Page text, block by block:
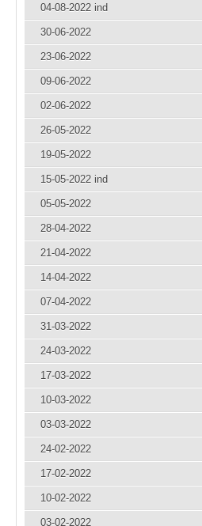
04-08-2022 ind
30-06-2022
23-06-2022
09-06-2022
02-06-2022
26-05-2022
19-05-2022
15-05-2022 ind
05-05-2022
28-04-2022
21-04-2022
14-04-2022
07-04-2022
31-03-2022
24-03-2022
17-03-2022
10-03-2022
03-03-2022
24-02-2022
17-02-2022
10-02-2022
03-02-2022